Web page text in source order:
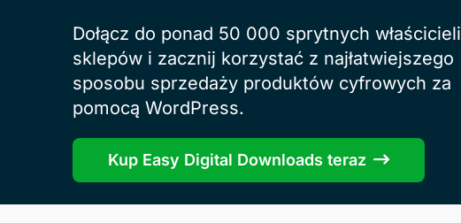
Dołącz do ponad 50 000 sprytnych właścicieli
sklepów i zacznij korzystać z najłatwiejszego
sposobu sprzedaży produktów cyfrowych za
pomocą WordPress.
Kup Easy Digital Downloads teraz